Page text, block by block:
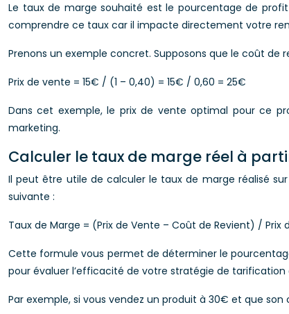
Le taux de marge souhaité est le pourcentage de
comprendre ce taux car il impacte directement votre
Prenons un exemple concret. Supposons que le coût de
Prix de vente = 15€ / (1 – 0,40) = 15€ / 0,60 = 25€
Dans cet exemple, le prix de vente optimal pour ce
marketing.
Calculer le taux de marge réel à
Il peut être utile de calculer le taux de marge réalisé
suivante :
Taux de Marge = (Prix de Vente – Coût de Revient) / Prix
Cette formule vous permet de déterminer le
pour évaluer l’efficacité de votre stratégie de
Par exemple, si vous vendez un produit à 30€ et que